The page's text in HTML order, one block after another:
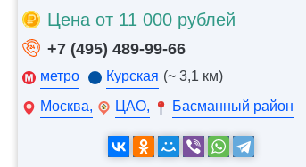
Цена от 11 000 рублей
+7 (495) 489-99-66
метро Курская (~ 3,1 км)
Москва,
ЦАО, Басманный район